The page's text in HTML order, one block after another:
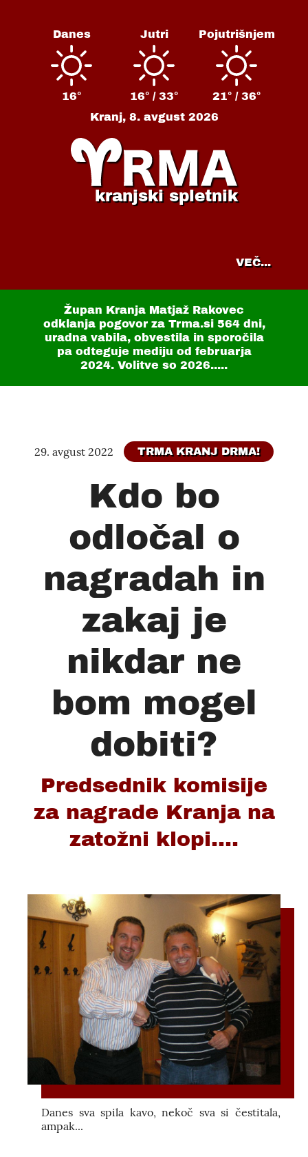
Danes
16°
Jutri
16° / 33°
Pojutrišnjem
21° / 36°
Kranj, 8. avgust 2026
kranjski spletnik
VEČ...
Župan Kranja Matjaž Rakovec
odklanja pogovor za Trma.si 564 dni,
uradna vabila, obvestila in sporočila
pa odteguje mediju od februarja
2024. Volitve so 2026.....
29. avgust 2022 TRMA KRANJ DRMA!
Kdo bo
odločal o
nagradah in
zakaj je
nikdar ne
bom mogel
dobiti?
Predsednik komisije
za nagrade Kranja na
zatožni klopi....
Danes sva spila kavo, nekoč sva si čestitala,
ampak...